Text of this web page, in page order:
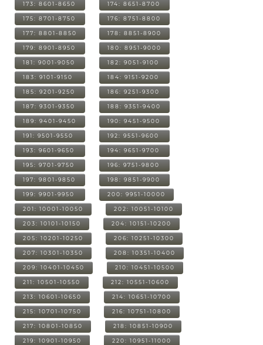
173: 8601-8650 174: 8651-8700
175: 8701-8750 176: 8751-8800
177: 8801-8850 178: 8851-8900
179: 8901-8950 180: 8951-9000
181: 9001-9050 182: 9051-9100
183: 9101-9150 184: 9151-9200
185: 9201-9250 186: 9251-9300
187: 9301-9350 188: 9351-9400
189: 9401-9450 190: 9451-9500
191: 9501-9550 192: 9551-9600
193: 9601-9650 194: 9651-9700
195: 9701-9750 196: 9751-9800
197: 9801-9850 198: 9851-9900
199: 9901-9950 200: 9951-10000
201: 10001-10050 202: 10051-10100
203: 10101-10150 204: 10151-10200
205: 10201-10250 206: 10251-10300
207: 10301-10350 208: 10351-10400
209: 10401-10450 210: 10451-10500
211: 10501-10550 212: 10551-10600
213: 10601-10650 214: 10651-10700
215: 10701-10750 216: 10751-10800
217: 10801-10850 218: 10851-10900
219: 10901-10950 220: 10951-11000